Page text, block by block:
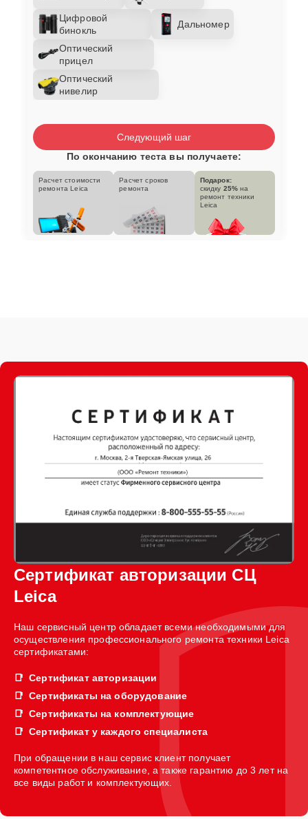
Цифровой
бинокль
Дальномер
Оптический
прицел
Оптический
нивелир
Следующий шаг
По окончанию теста вы получаете:
Расчет стоимости
ремонта Leica
Расчет сроков
ремонта
Подарок:
скидку 25% на
ремонт техники
Leica
Сертификат авторизации СЦ
Leica
Наш сервисный центр обладает всеми необходимыми для
осуществления профессионального ремонта техники Leica
сертификатами:
Сертификат авторизации
Сертификаты на оборудование
Сертификаты на комплектующие
Сертификат у каждого специалиста
При обращении в наш сервис клиент получает
компетентное обслуживание, а также гарантию до 3 лет на
все виды работ и комплектующих.